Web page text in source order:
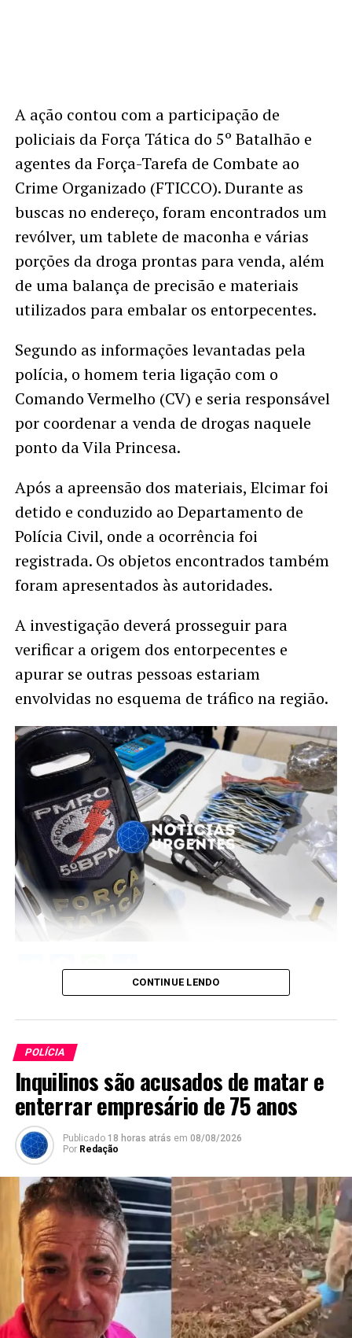
A ação contou com a participação de
policiais da Força Tática do 5º Batalhão e
agentes da Força-Tarefa de Combate ao
Crime Organizado (FTICCO). Durante as
buscas no endereço, foram encontrados um
revólver, um tablete de maconha e várias
porções da droga prontas para venda, além
de uma balança de precisão e materiais
utilizados para embalar os entorpecentes.
Segundo as informações levantadas pela
polícia, o homem teria ligação com o
Comando Vermelho (CV) e seria responsável
por coordenar a venda de drogas naquele
ponto da Vila Princesa.
Após a apreensão dos materiais, Elcimar foi
detido e conduzido ao Departamento de
Polícia Civil, onde a ocorrência foi
registrada. Os objetos encontrados também
foram apresentados às autoridades.
A investigação deverá prosseguir para
verificar a origem dos entorpecentes e
apurar se outras pessoas estariam
envolvidas no esquema de tráfico na região.
Twitter
Facebook
WhatsApp
Share
CONTINUE LENDO
POLÍCIA
Inquilinos são acusados de matar e
enterrar empresário de 75 anos
Publicado 18 horas atrás em 08/08/2026
Por Redação